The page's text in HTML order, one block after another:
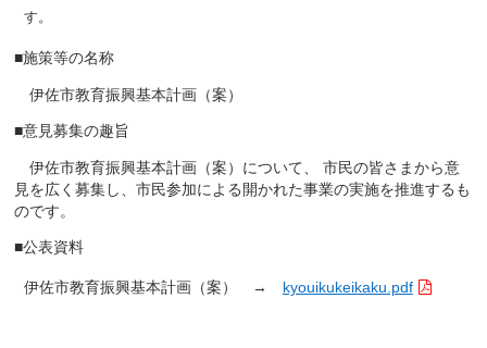
す。
■施策等の名称
伊佐市教育振興基本計画（案）
■意見募集の趣旨
伊佐市教育振興基本計画 （案）について、 市民の皆さまから意
見を広く募集し、市民参加による開かれた事業の実施を推進するも
のです。
■公表資料
伊佐市教育振興基本計画（案） → kyouikukeikaku.pdf